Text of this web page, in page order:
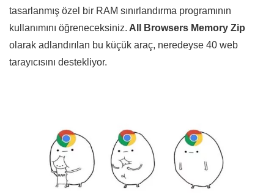
tasarlanmış özel bir RAM sınırlandırma programının
kullanımını öğreneceksiniz. All Browsers Memory Zip
olarak adlandırılan bu küçük araç, neredeyse 40 web
tarayıcısını destekliyor.